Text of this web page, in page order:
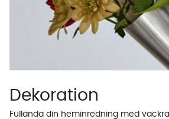
Dekoration
Fullända din heminredning med